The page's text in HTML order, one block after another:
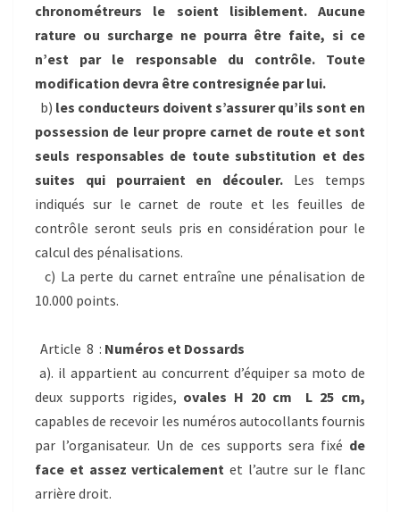
chronométreurs le soient lisiblement. Aucune
rature ou surcharge ne pourra être faite, si ce
n’est par le responsable du contrôle. Toute
modification devra être contresignée par lui.
b) les conducteurs doivent s’assurer qu’ils sont en
possession de leur propre carnet de route et sont
seuls responsables de toute substitution et des
suites qui pourraient en découler. Les temps
indiqués sur le carnet de route et les feuilles de
contrôle seront seuls pris en considération pour le
calcul des pénalisations.
c) La perte du carnet entraîne une pénalisation de
10.000 points.
Article 8 : Numéros et Dossards
a). il appartient au concurrent d’équiper sa moto de
deux supports rigides, ovales H 20 cm L 25 cm,
capables de recevoir les numéros autocollants fournis
par l’organisateur. Un de ces supports sera fixé de
face et assez verticalement et l’autre sur le flanc
arrière droit.